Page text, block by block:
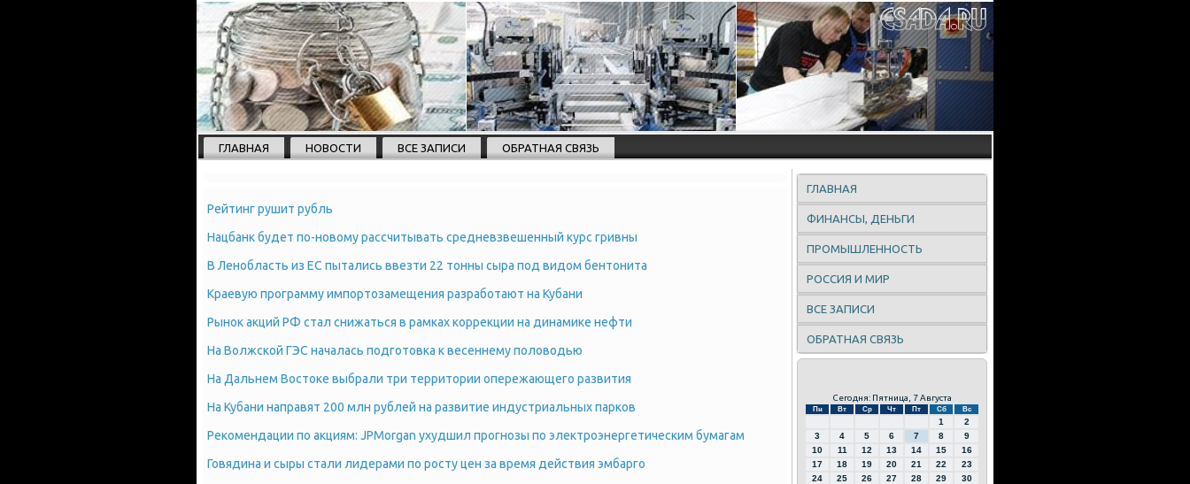
ГЛАВНАЯ НОВОСТИ ВСЕ ЗАПИСИ ОБРАТНАЯ СВЯЗЬ
Рейтинг рушит рубль
Нацбанк будет по-новому рассчитывать средневзвешенный курс гривны
В Ленобласть из ЕС пытались ввезти 22 тонны сыра под видом бентонита
Краевую программу импортозамещения разработают на Кубани
Рынок акций РФ стал снижаться в рамках коррекции на динамике нефти
На Волжской ГЭС началась подготовка к весеннему половодью
На Дальнем Востоке выбрали три территории опережающего развития
На Кубани направят 200 млн рублей на развитие индустриальных парков
Рекомендации по акциям: JPMorgan ухудшил прогнозы по электроэнергетическим бумагам
Говядина и сыры стали лидерами по росту цен за время действия эмбарго
ГЛАВНАЯ
ФИНАНСЫ, ДЕНЬГИ
ПРОМЫШЛЕННОСТЬ
РОССИЯ И МИР
ВСЕ ЗАПИСИ
ОБРАТНАЯ СВЯЗЬ
Сегодня: Пятница, 7 Августа
Пн Вт Ср Чт Пт Сб Вс
1
2
3
4 5 6 7 8
9
10
11 12 13 14 15
16
17
18 19 20 21 22
23
24
25 26 27 28 29
30